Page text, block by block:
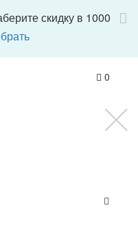
скидку в 1000
0